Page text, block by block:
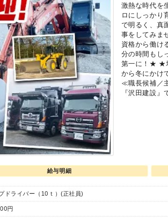
激熱な時代を
ロにしっかり
で明るく、真
事をしてみま
資格から働け
分の時間もし
第一に！★ ★
から冬にかけ
≪職長候補／
『沢田建設
給与明細
ライバー（10ｔ）(正社員)
円